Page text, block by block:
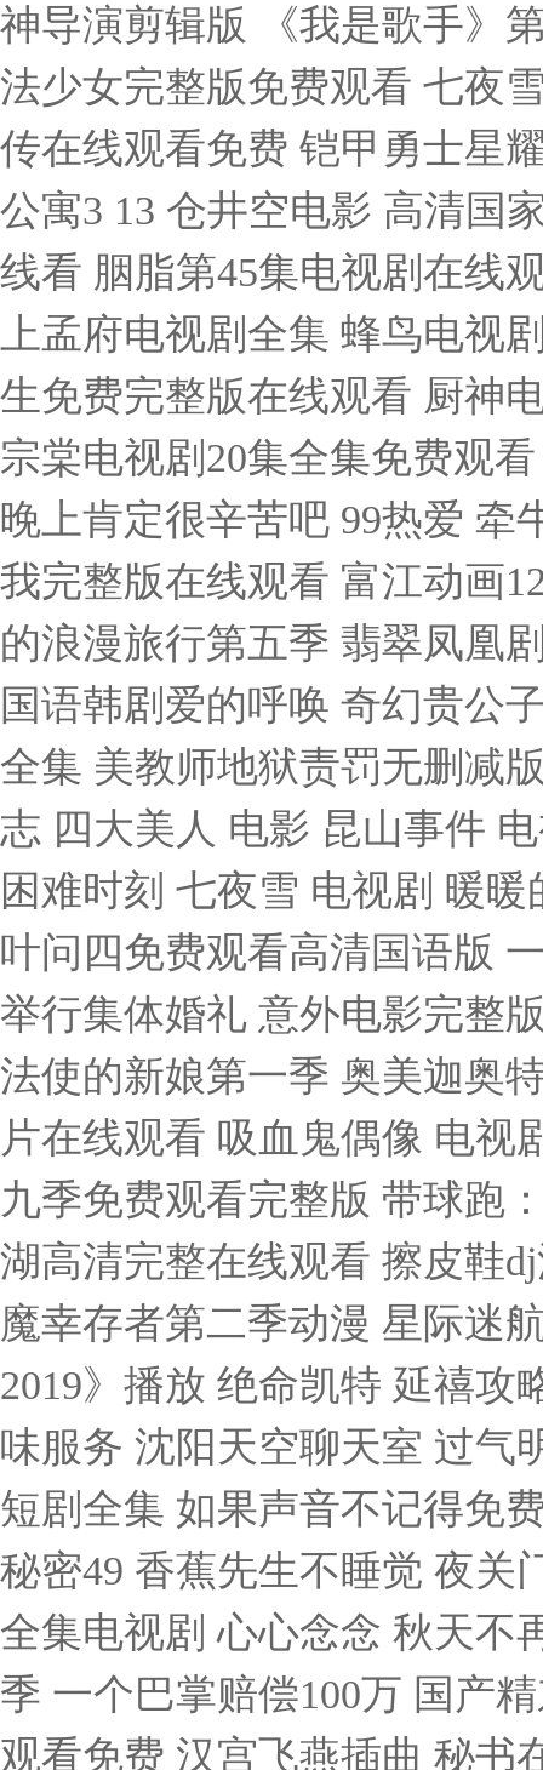
神导演剪辑版 《我是歌手》
法少女完整版免费观看 七夜
传在线观看免费 铠甲勇士星
公寓3 13 仓井空电影 高清国
线看 胭脂第45集电视剧在线
上孟府电视剧全集 蜂鸟电视
生免费完整版在线观看 厨神
宗棠电视剧20集全集免费观
晚上肯定很辛苦吧 99热爱
我完整版在线观看 富江动画
的浪漫旅行第五季 翡翠凤凰
国语韩剧爱的呼唤 奇幻贵公
全集 美教师地狱责罚无删减
志 四大美人 电影 昆山事件
困难时刻 七夜雪 电视剧 暖
叶问四免费观看高清国语版
举行集体婚礼 意外电影完整
法使的新娘第一季 奥美迦奥
片在线观看 吸血鬼偶像 电视
九季免费观看完整版 带球跑
湖高清完整在线观看 擦皮鞋
魔幸存者第二季动漫 星际迷
2019》播放 绝命凯特 延禧
味服务 沈阳天空聊天室 过气
短剧全集 如果声音不记得免
秘密49 香蕉先生不睡觉 夜关
全集电视剧 心心念念 秋天不
季 一个巴掌赔偿100万 国产
观看免费 汉宫飞燕插曲 秘书